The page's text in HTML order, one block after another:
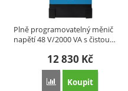
Plně programovatelný měnič
napětí 48 V/2000 VA s čistou…
12 830 Kč
Přidat 'Měnič
Koupit